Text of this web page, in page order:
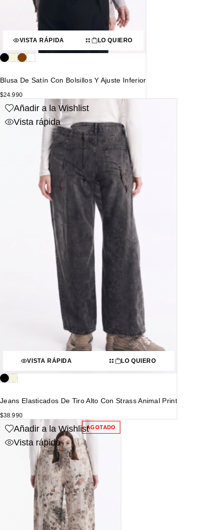
VISTA RÁPIDA LO QUIERO
Blusa De Satín Con Bolsillos Y Ajuste Inferior
$24.990
Añadir a la Wishlist
Vista rápida
VISTA RÁPIDA LO QUIERO
Jeans Elasticados De Tiro Alto Con Strass Animal Print
$38.990
AGOTADO
Añadir a la Wishlist
Vista rápida